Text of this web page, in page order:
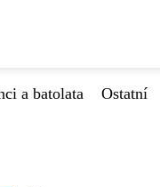
a batolata Ostatní